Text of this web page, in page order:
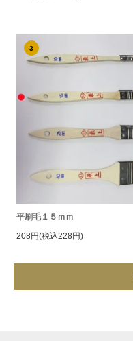
3
平刷毛１５ｍｍ
208円(税込228円)